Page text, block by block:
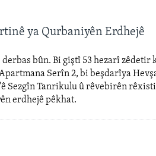
ya Qurbaniyên Erdhejê
derbas bûn. Bi giştî 53 hezarî zêdetir
Serîn 2, bi beşdarîya
Sezgîn Tanrikulu û rêvebirên
erdhejê pêkhat.